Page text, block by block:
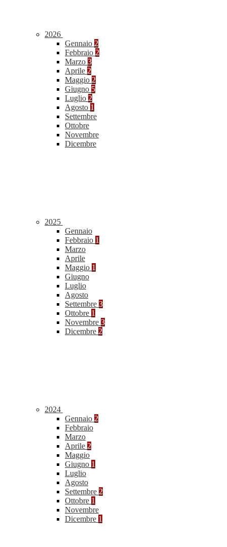
2026
Gennaio 2
Febbraio 2
Marzo 3
Aprile 2
Maggio 2
Giugno 5
Luglio 2
Agosto 1
Settembre
Ottobre
Novembre
Dicembre
2025
Gennaio
Febbraio 1
Marzo
Aprile
Maggio 1
Giugno
Luglio
Agosto
Settembre 3
Ottobre 1
Novembre 3
Dicembre 2
2024
Gennaio 2
Febbraio
Marzo
Aprile 2
Maggio
Giugno 1
Luglio
Agosto
Settembre 2
Ottobre 1
Novembre
Dicembre 1